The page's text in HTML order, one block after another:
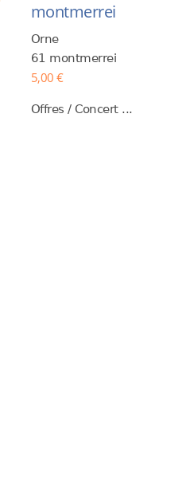
montmerrei
Orne
61 montmerrei
5,00 €
Offres / Concert ...